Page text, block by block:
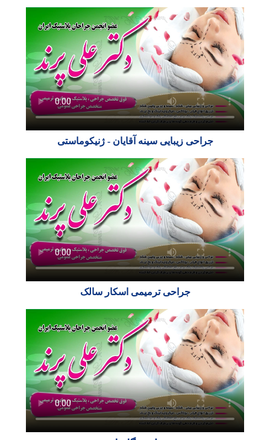
جراحی زیبایی سینه آقایان - ژنیکوماستی
جراحی ترمیمی اسکار سالک